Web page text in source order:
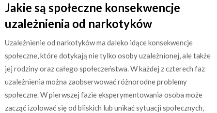
Jakie są społeczne konsekwencje
uzależnienia od narkotyków
Uzależnienie od narkotyków ma daleko idące konsekwencje
społeczne, które dotykają nie tylko osoby uzależnionej, ale także
jej rodziny oraz całego społeczeństwa. W każdej z czterech faz
uzależnienia można zaobserwować różnorodne problemy
społeczne. W pierwszej fazie eksperymentowania osoba może
zacząć izolować się od bliskich lub unikać sytuacji społecznych,